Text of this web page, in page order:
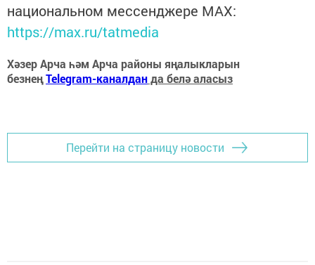
национальном мессенджере MАХ:
https://max.ru/tatmedia
Хәзер Арча һәм Арча районы яңалыкларын
безнеңTelegram-каналданда белә аласыз
Перейти на страницу новости